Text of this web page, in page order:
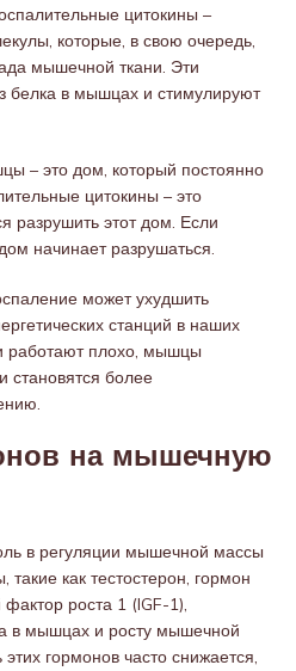
цитокины –
которые, в свою очередь,
мышечной ткани. Эти
белка в мышцах и стимулируют
– это дом, который постоянно
цитокины – это
разрушить этот дом. Если
начинает разрушаться.
может ухудшить
станций в наших
работают плохо, мышцы
становятся более
на мышечную
в регуляции мышечной массы
как тестостерон, гормон
роста 1 (IGF-1),
в мышцах и росту мышечной
гормонов часто снижается,